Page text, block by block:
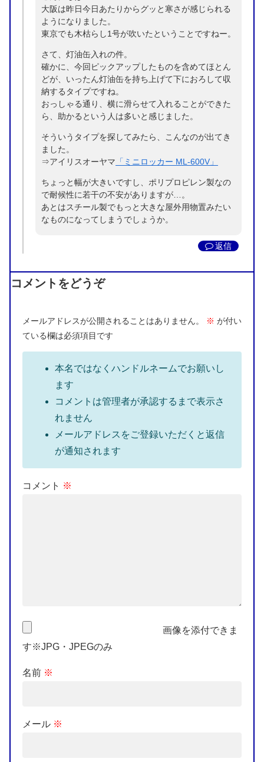
大阪は昨日今日あたりからグッと寒さが感じられる
ようになりました。
東京でも木枯らし1号が吹いたということですねー。
さて、灯油缶入れの件。
確かに、今回ピックアップしたものを含めてほとん
どが、いったん灯油缶を持ち上げて下におろして収
納するタイプですね。
おっしゃる通り、横に滑らせて入れることができた
ら、助かるという人は多いと感じました。
そういうタイプを探してみたら、こんなのが出てき
ました。
⇒アイリスオーヤマ 「ミニロッカー ML-600V」
ちょっと幅が大きいですし、ポリプロピレン製なの
で耐候性に若干の不安がありますが…。
あとはスチール製でもっと大きな屋外用物置みたい
なものになってしまうでしょうか。
返信
コメントをどうぞ
メールアドレスが公開されることはありません。 ※ が付い
ている欄は必須項目です
本名ではなくハンドルネームでお願いし
ます
コメントは管理者が承認するまで表示さ
れません
メールアドレスをご登録いただくと返信
が通知されます
コメント ※
画像を添付できま
す※JPG・JPEGのみ
名前 ※
メール ※